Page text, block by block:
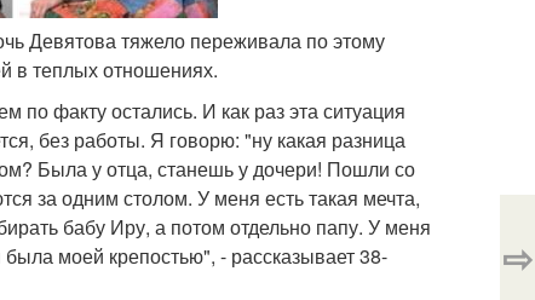
Девятова тяжело переживала по этому
в теплых отношениях.
по факту остались. И как раз эта ситуация
без работы. Я говорю: "ну какая разница
Была у отца, станешь у дочери! Пошли со
за одним столом. У меня есть такая мечта,
бабу Иру, а потом отдельно папу. У меня
моей крепостью", - рассказывает 38-
⇨